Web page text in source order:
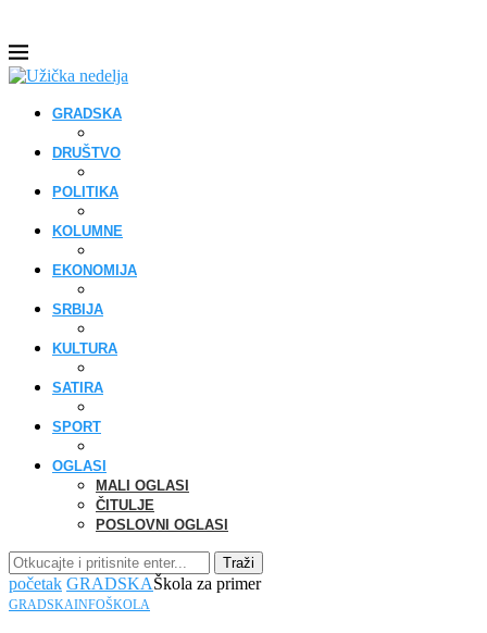
GRADSKA
DRUŠTVO
POLITIKA
KOLUMNE
EKONOMIJA
SRBIJA
KULTURA
SATIRA
SPORT
OGLASI
MALI OGLASI
ČITULJE
POSLOVNI OGLASI
Traži
početak GRADSKAŠkola za primer
GRADSKAINFOŠKOLA